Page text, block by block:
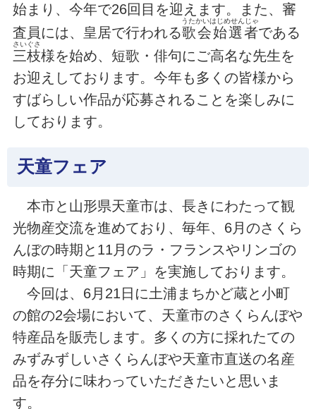
始まり、今年で26回目を迎えます。また、審
査員には、皇居で行われる歌会始選者
うたかいはじめせんじゃ
である
三枝
さいぐさ
様を始め、短歌・俳句にご高名な先生を
お迎えしております。今年も多くの皆様から
すばらしい作品が応募されることを楽しみに
しております。
天童フェア
本市と山形県天童市は、長きにわたって観
光物産交流を進めており、毎年、6月のさくら
んぼの時期と11月のラ・フランスやリンゴの
時期に「天童フェア」を実施しております。
今回は、6月21日に土浦まちかど蔵と小町
の館の2会場において、天童市のさくらんぼや
特産品を販売します。多くの方に採れたての
みずみずしいさくらんぼや天童市直送の名産
品を存分に味わっていただきたいと思いま
す。